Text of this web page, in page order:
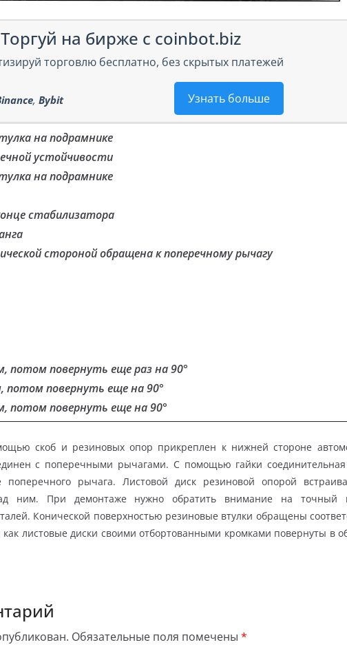
Торгуй на бирже с coinbot.biz
торговлю бесплатно, без скрытых платежей
Узнать больше
, Bybit
на подрамнике
устойчивости
на подрамнике
стабилизатора
стороной обращена к поперечному рычагу
потом повернуть еще раз на 90°
повернуть еще на 90°
потом повернуть еще на 90°
скоб и резиновых опор прикреплен к нижней стороне
с поперечными рычагами. С помощью гайки
поперечного рычага. Листовой диск резиновой опорой
ним. При демонтаже нужно обратить внимание на точный
Конической поверхностью резиновые втулки обращены
как листовые диски своими отбортованными кромками повернуты в
Обязательные поля помечены *